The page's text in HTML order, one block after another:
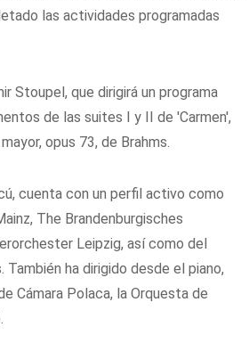
las actividades programadas
Stoupel, que dirigirá un programa
de las suites I y II de 'Carmen',
opus 73, de Brahms.
cuenta con un perfil activo como
The Brandenburgisches
Leipzig, así como del
ha dirigido desde el piano,
Cámara Polaca, la Orquesta de